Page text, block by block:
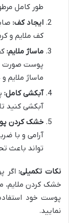
طور کامل
ایجاد کف:
کف ملایم و
ماساژ ملایم:
پوست صورت
ماساژ ملایم
آبکشی کامل:
آبکشی کنید
خشک کردن
آرامی و با
تواند باعث
نکات تکمیلی:اگر
خشک کردن ملایم،
پوست خود
نمایید.